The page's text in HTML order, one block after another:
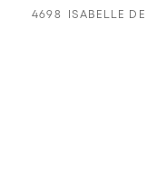
4698 ISABELLE